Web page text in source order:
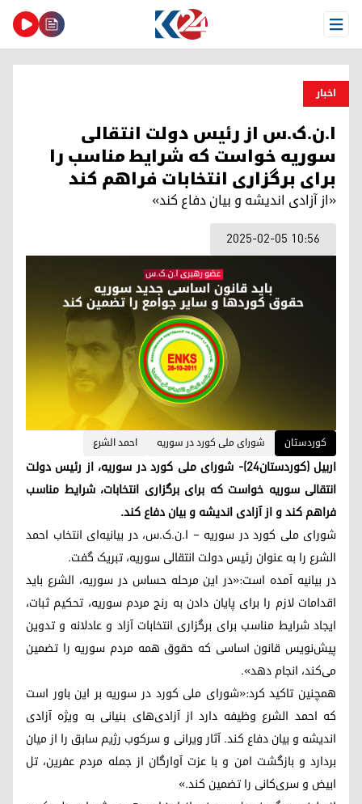
Open Menu
اخبار
ا.ن.ک.س از رئیس دولت انتقالی
سوریه خواست که شرایط مناسب را
برای برگزاری انتخابات فراهم کند
«از آزادی اندیشه و بیان دفاع کند»
2025-02-05 10:56
کوردستان شورای ملی کورد در سوریه احمد الشرع
اربیل (کوردستان٢٤)- شورای ملی کورد در سوریه، از رئیس دولت
انتقالی سوریه خواست که برای برگزاری انتخابات، شرایط مناسب
فراهم کند و از آزادی اندیشه و بیان دفاع کند.
شورای ملی کورد در سوریه – ا.ن.ک.س، در بیانیه‌ای انتخاب احمد
الشرع را به عنوان رئیس دولت انتقالی سوریه، تبریک گفت.
در بیانیه آمده است:«در این مرحله حساس در سوریه، الشرع باید
اقدامات لازم را برای پایان دادن به رنج مردم سوریه، تحکیم ثبات،
ایجاد شرایط مناسب برای برگزاری انتخابات آزاد و عادلانه و تدوین
پیش‌نویس قانون اساسی که حقوق همه مردم سوریه را تضمین
می‌کند، انجام دهد».
همچنین تاکید کرد:«شورای ملی کورد در سوریه بر این باور است
که احمد الشرع وظیفه دارد از آزادی‌های بنیانی به ویژه آزادی
اندیشه و بیان دفاع کند. آثار ویرانی و سرکوب رژیم سابق را از میان
بردارد و بازگشت امن و با عزت آوارگان از جمله مردم عفرین، تل
ابیض و سری‌کانی را تضمین کند.»